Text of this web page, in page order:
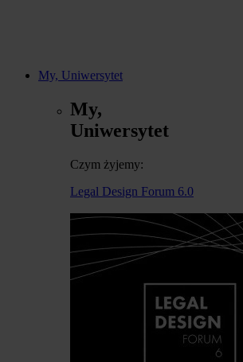
My, Uniwersytet
My,
Uniwersytet
Czym żyjemy:
Legal Design Forum 6.0